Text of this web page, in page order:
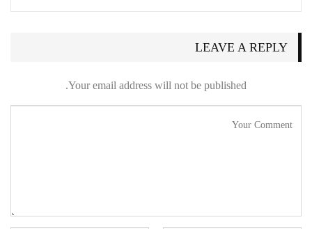
LEAVE A REPLY
Your email address will not be published.